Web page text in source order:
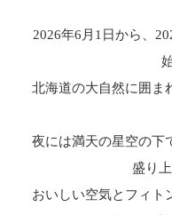
2026年6月1日から、
北海道の大自然に囲ま
夜には満天の星空の下
盛り
おいしい空気とフィト